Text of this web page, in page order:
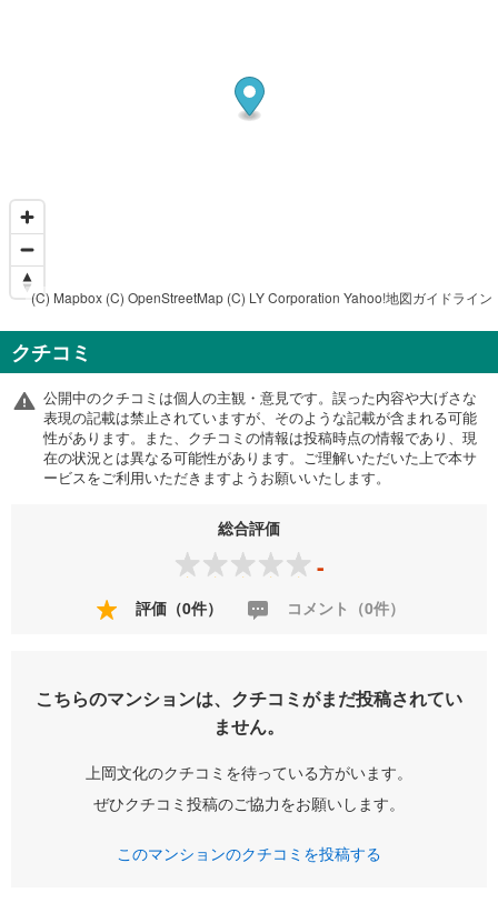
(C) Mapbox (C) OpenStreetMap (C) LY Corporation Yahoo!地図ガイドライン
クチコミ
公開中のクチコミは個人の主観・意見です。誤った内容や大げさな
表現の記載は禁止されていますが、そのような記載が含まれる可能
性があります。また、クチコミの情報は投稿時点の情報であり、現
在の状況とは異なる可能性があります。ご理解いただいた上で本サ
ービスをご利用いただきますようお願いいたします。
総合評価
-
評価（0件） コメント（0件）
こちらのマンションは、クチコミがまだ投稿されてい
ません。
上岡文化のクチコミを待っている方がいます。
ぜひクチコミ投稿のご協力をお願いします。
このマンションのクチコミを投稿する